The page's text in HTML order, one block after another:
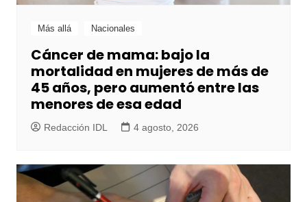
Más allá Nacionales
Cáncer de mama: bajo la
mortalidad en mujeres de más de
45 años, pero aumentó entre las
menores de esa edad
Redacción IDL 4 agosto, 2026